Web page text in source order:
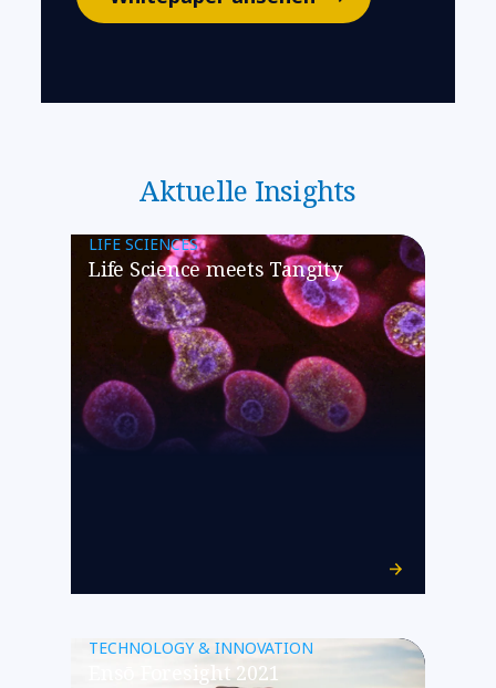
Aktuelle Insights
LIFE SCIENCES
Life Science meets Tangity
TECHNOLOGY & INNOVATION
Ensō Foresight 2021